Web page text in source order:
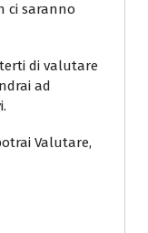
ci saranno
di valutare
ad
Valutare,